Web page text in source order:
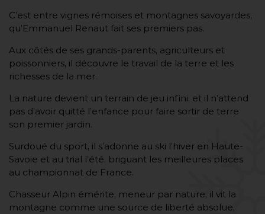
C’est entre vignes rémoises et montagnes savoyardes,
qu’Emmanuel Renaut fait ses premiers pas.
Aux côtés de ses grands-parents, agriculteurs et
poissonniers, il découvre le travail de la terre et les
richesses de la mer.
La nature devient un terrain de jeu infini, et il n’attend
pas d’avoir quitté l’enfance pour faire sortir de terre
son premier jardin.
Surdoué du sport, il s’adonne au ski l’hiver en Haute-
Savoie et au trial l’été, briguant les meilleures places
au championnat de France.
Chasseur Alpin émérite, meneur par nature, il vit la
montagne comme une source de liberté absolue,